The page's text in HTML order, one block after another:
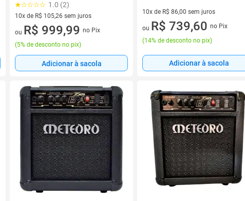
1.0 (2)
10x de R$ 105,26 sem juros
10 vez de R$ 105,26 sem juros
ou R$ 999,99 no Pix
(5% de desconto no pix)
Adicionar à sacola
10x de R$ 86,00 sem juros
10 vez de R$ 86,00 sem juros
ou R$ 739,60 no Pix
(14% de desconto no pix)
Adicionar à sacola